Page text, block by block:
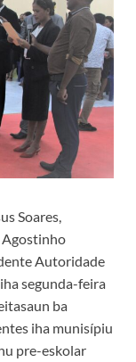
Soares,
Agostinho
Autoridade
segunda-feira
ba
iha munisípiu
pre-eskolar